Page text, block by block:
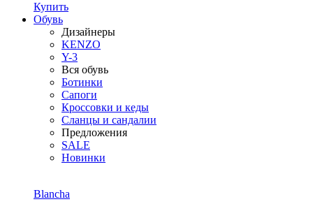
Купить
Обувь
Дизайнеры
KENZO
Y-3
Вся обувь
Ботинки
Сапоги
Кроссовки и кеды
Сланцы и сандалии
Предложения
SALE
Новинки
Blancha